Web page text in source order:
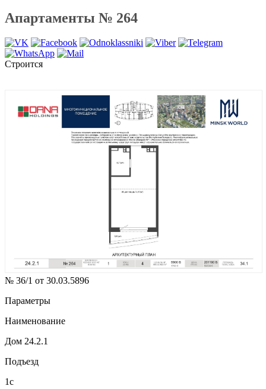
Апартаменты № 264
Строится
№ 36/1 от 30.03.5896
Параметры
Наименование
Дом 24.2.1
Подъезд
1с